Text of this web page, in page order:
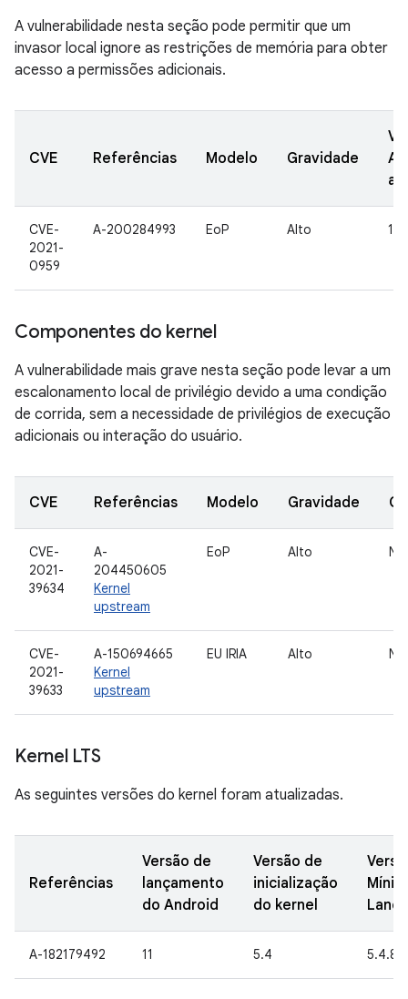
A vulnerabilidade nesta seção pode permitir que um
invasor local ignore as restrições de memória para obter
acesso a permissões adicionais.
CVE Referências Modelo Gravidade
CVE-
2021-
0959
A-200284993 EoP Alto 12
Componentes do kernel
A vulnerabilidade mais grave nesta seção pode levar a um
escalonamento local de privilégio devido a uma condição
de corrida, sem a necessidade de privilégios de execução
adicionais ou interação do usuário.
CVE Referências Modelo Gravidade
CVE-
2021-
39634
A-
204450605
Kernel
upstream
EoP Alto
CVE-
2021-
39633
A-150694665
Kernel
upstream
EU IRIA Alto
Kernel LTS
As seguintes versões do kernel foram atualizadas.
Referências
Versão de
lançamento
do Android
Versão de
inicialização
do kernel
A-182179492 11 5.4 5.4.86